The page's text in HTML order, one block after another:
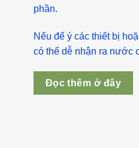
phần.
Nếu để ý các thiết bị
có thể dễ nhận ra nước
Đọc thêm ở đây